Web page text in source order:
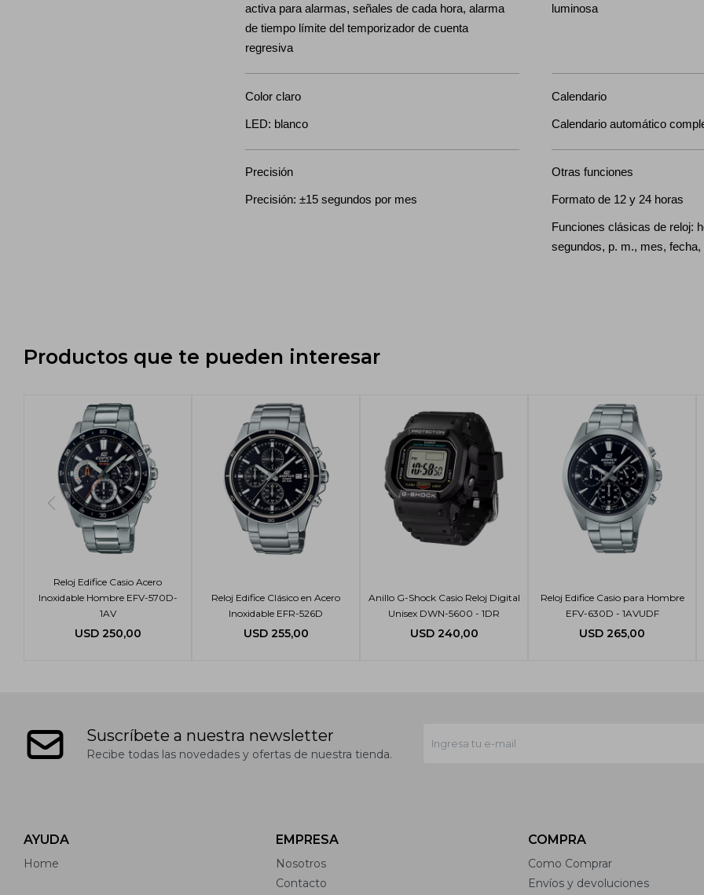
activa para alarmas, señales de cada hora, alarma
de tiempo límite del temporizador de cuenta
regresiva
luminosa
Color claro
LED: blanco
Calendario
Calendario automático
Precisión
Precisión: ±15 segundos por mes
Otras funciones
Formato de 12 y 24 horas
Funciones clásicas de reloj:
segundos, p. m., mes, fecha,
Productos que te pueden interesar
Reloj Edifice Casio Acero
Inoxidable Hombre EFV-570D-
1AV
USD 250,00
Reloj Edifice Clásico en Acero
Inoxidable EFR-526D
USD 255,00
Anillo G-Shock Casio Reloj Digital
Unisex DWN-5600 - 1DR
USD 240,00
Reloj Edifice Casio para Hombre
EFV-630D - 1AVUDF
USD 265,00
Suscríbete a nuestra newsletter
Recibe todas las novedades y ofertas de nuestra tienda.
AYUDA
Home
EMPRESA
Nosotros
Contacto
COMPRA
Como Comprar
Envíos y devoluciones